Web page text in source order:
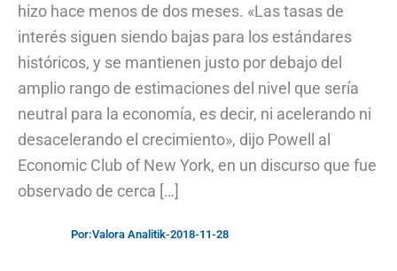
hizo hace menos de dos meses. «Las tasas de
interés siguen siendo bajas para los estándares
históricos, y se mantienen justo por debajo del
amplio rango de estimaciones del nivel que sería
neutral para la economía, es decir, ni acelerando ni
desacelerando el crecimiento», dijo Powell al
Economic Club of New York, en un discurso que fue
observado de cerca […]
Por:Valora Analitik-2018-11-28